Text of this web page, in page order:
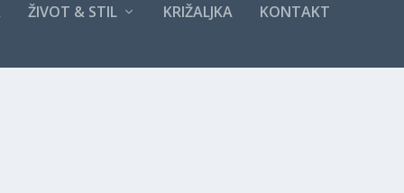
ŽIVOT & STIL KRIŽALJKA KONTAKT